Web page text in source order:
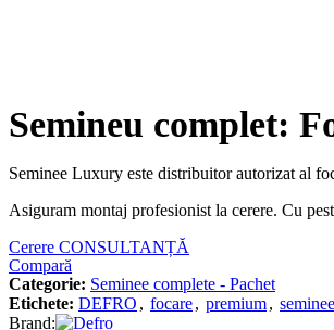
Semineu complet:
Seminee Luxury este distribuitor autorizat al
Asiguram montaj profesionist la cerere. Cu
Cerere CONSULTANȚĂ
Compară
Categorie: Seminee complete - Pachet
Etichete: DEFRO , focare, premium, seminee
Brand: